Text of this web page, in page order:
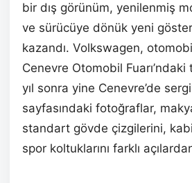
bir dış görünüm, yenilenmiş
ve sürücüye dönük yeni
kazandı. Volkswagen,
Cenevre Otomobil Fuarı’ndaki
yıl sonra yine Cenevre’de
sayfasındaki fotoğraflar,
standart gövde çizgilerini,
spor koltuklarını farklı